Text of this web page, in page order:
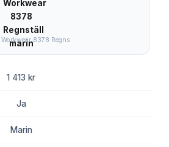
8378 Regns
1 413 kr
Ja
Marin